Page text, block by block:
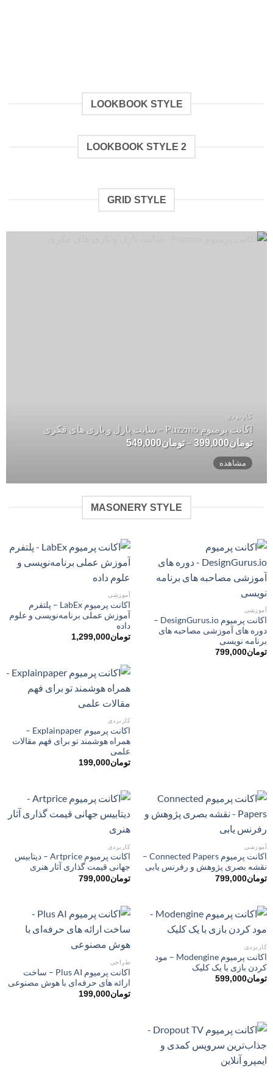
LOOKBOOK STYLE
LOOKBOOK STYLE 2
GRID STYLE
کاربردی
اکانت پرمیوم Puzzmo – سایت پازل و بازی های فکری
تومان399,000
– تومان549,000محدوده
مشاهده
MASONERY STYLE
آموزشی
اکانت پرمیوم DesignGurus.io –
دوره ‌های آموزشی مصاحبه ‌های
برنامه نویسی
تومان799,000
آموزشی
اکانت پرمیوم LabEx – پلتفرم
آموزش عملی برنامه‌نویسی و علوم
داده
تومان1,299,000
کاربردی
اکانت پرمیوم Explainpaper –
همراه هوشمند تو برای فهم مقالات
علمی
تومان199,000
آموزشی
اکانت پرمیوم Connected Papers –
نقشه بصری پژوهش و رفرنس یابی
تومان799,000
کاربردی
اکانت پرمیوم Artprice – دیتابیس
جهانی قیمت ‌گذاری آثار هنری
تومان799,000
کاربردی
اکانت پرمیوم Modengine – مود
کردن بازی با یک کلیک
تومان599,000
طراحی
اکانت پرمیوم Plus AI – ساخت
ارائه ‌های حرفه‌ای با هوش مصنوعی
تومان199,000